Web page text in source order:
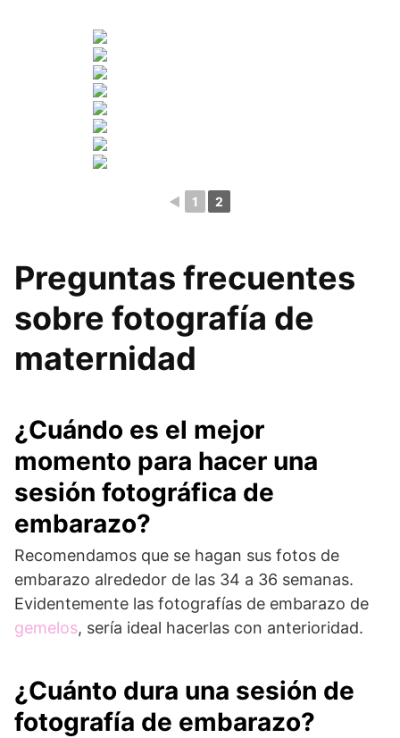
◄ 1 2
Preguntas frecuentes
sobre fotografía de
maternidad
¿Cuándo es el mejor
momento para hacer una
sesión fotográfica de
embarazo?
Recomendamos que se hagan sus fotos de
embarazo alrededor de las 34 a 36 semanas.
Evidentemente las fotografías de embarazo de
gemelos, sería ideal hacerlas con anterioridad.
¿Cuánto dura una sesión de
fotografía de embarazo?